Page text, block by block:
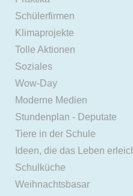
Schülerfirmen
Klimaprojekte
Tolle Aktionen
Soziales
Wow-Day
Moderne Medien
Stundenplan - Deputate
Tiere in der Schule
Ideen, die das Leben
Schulküche
Weihnachtsbasar